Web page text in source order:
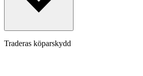
Traderas köparskydd